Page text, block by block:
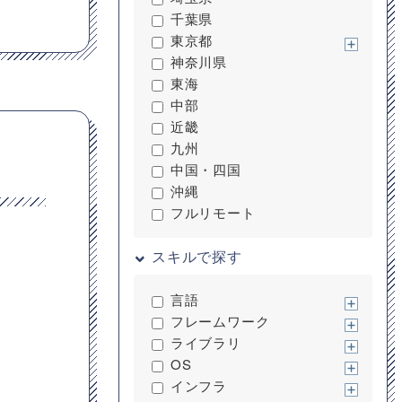
千葉県
東京都
神奈川県
東海
中部
近畿
九州
中国・四国
沖縄
フルリモート
スキルで探す
言語
フレームワーク
ライブラリ
OS
インフラ